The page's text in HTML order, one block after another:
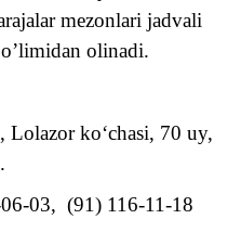
mezonlari jadvali
olinadi.
Lolazor ko‘chasi, 70 uy,
03, (91) 116-11-18